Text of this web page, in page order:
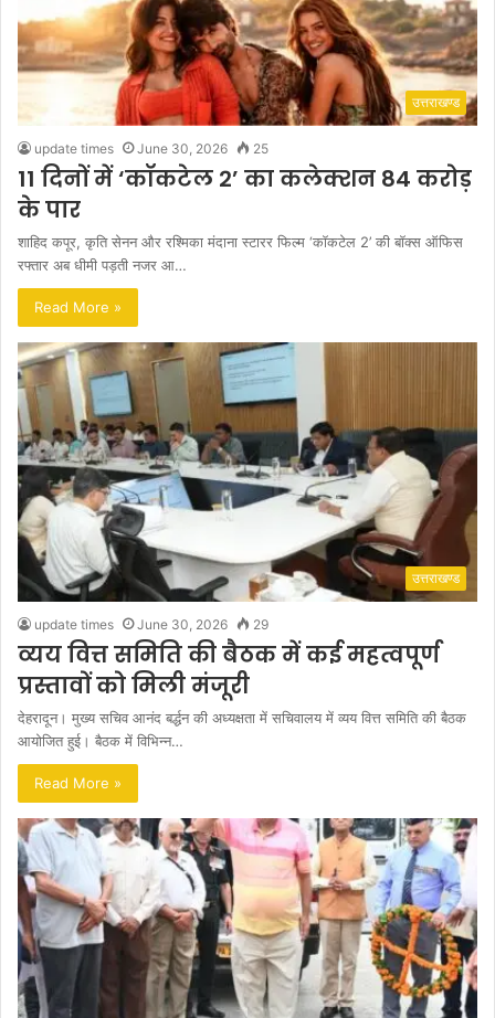
उत्तराखण्ड
update times June 30, 2026 25
11 दिनों में ‘कॉकटेल 2’ का कलेक्शन 84 करोड़
के पार
शाहिद कपूर, कृति सेनन और रश्मिका मंदाना स्टारर फिल्म ‘कॉकटेल 2’ की बॉक्स ऑफिस
रफ्तार अब धीमी पड़ती नजर आ…
Read More »
उत्तराखण्ड
update times June 30, 2026 29
व्यय वित्त समिति की बैठक में कई महत्वपूर्ण
प्रस्तावों को मिली मंजूरी
देहरादून। मुख्य सचिव आनंद बर्द्धन की अध्यक्षता में सचिवालय में व्यय वित्त समिति की बैठक
आयोजित हुई। बैठक में विभिन्न…
Read More »